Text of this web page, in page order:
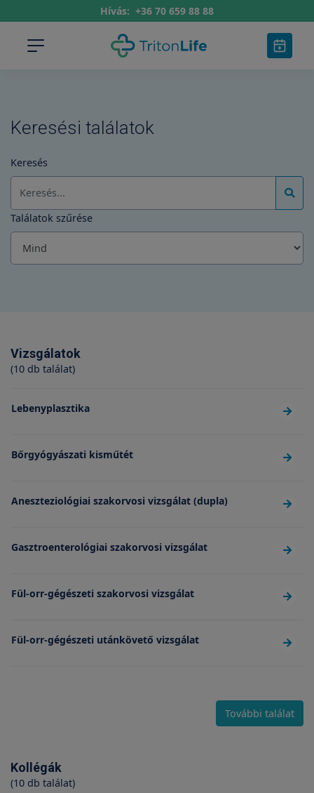
Hívás: +36 70 659 88 88
Keresési találatok
Keresés
Találatok szűrése
Vizsgálatok
(10 db találat)
Lebenyplasztika
Bőrgyógyászati kisműtét
Aneszteziológiai szakorvosi vizsgálat (dupla)
Gasztroenterológiai szakorvosi vizsgálat
Fül-orr-gégészeti szakorvosi vizsgálat
Fül-orr-gégészeti utánkövető vizsgálat
További találat
Kollégák
(10 db találat)